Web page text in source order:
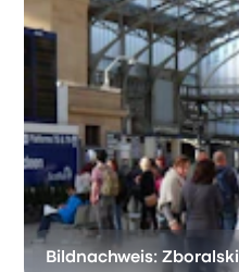
Bildnachweis: Zboralski